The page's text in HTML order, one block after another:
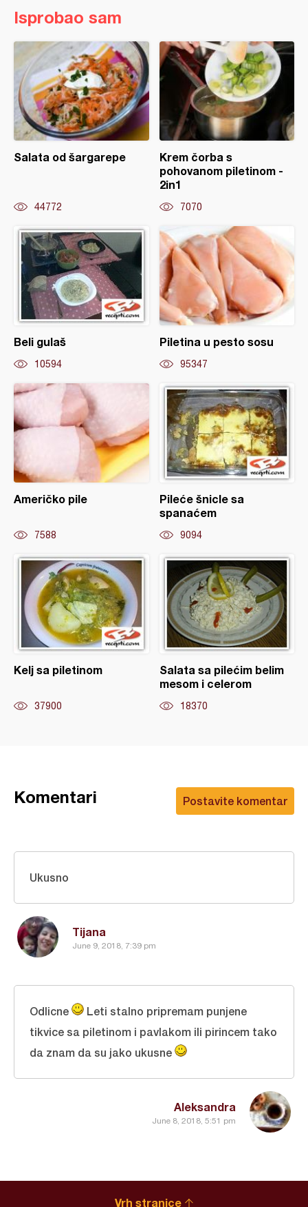
Isprobao sam
Salata od šargarepe
44772
Krem čorba s
pohovanom piletinom -
2in1
7070
Beli gulaš
10594
Piletina u pesto sosu
95347
Američko pile
7588
Pileće šnicle sa
spanaćem
9094
Kelj sa piletinom
37900
Salata sa pilećim belim
mesom i celerom
18370
Postavite komentar
Komentari
Tijana
June 9, 2018, 7:39 pm
Ukusno
Aleksandra
June 8, 2018, 5:51 pm
Odlicne
Leti stalno pripremam punjene
tikvice sa piletinom i pavlakom ili pirincem tako
da znam da su jako ukusne
Vrh stranice